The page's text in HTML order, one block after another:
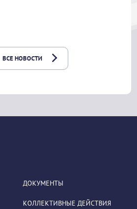
ВСЕ НОВОСТИ
ДОКУМЕНТЫ
КОЛЛЕКТИВНЫЕ ДЕЙСТВИЯ